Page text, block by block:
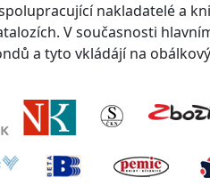
nakladatelé a
V současnosti
a tyto vkládájí na